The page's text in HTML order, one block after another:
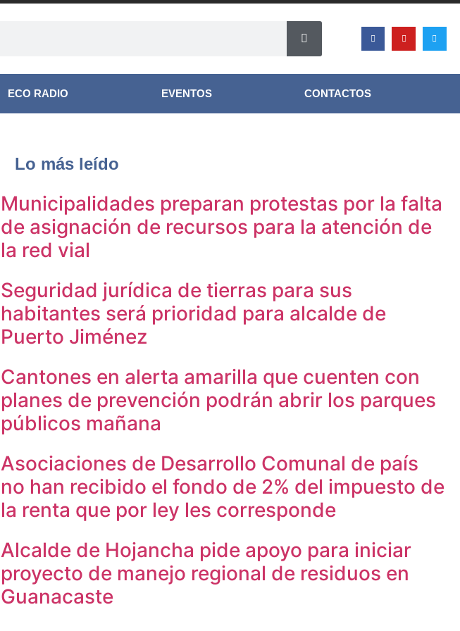
ECO RADIO EVENTOS CONTACTOS
Lo más leído
Municipalidades preparan protestas por la falta
de asignación de recursos para la atención de
la red vial
Seguridad jurídica de tierras para sus
habitantes será prioridad para alcalde de
Puerto Jiménez
Cantones en alerta amarilla que cuenten con
planes de prevención podrán abrir los parques
públicos mañana
Asociaciones de Desarrollo Comunal de país
no han recibido el fondo de 2% del impuesto de
la renta que por ley les corresponde
Alcalde de Hojancha pide apoyo para iniciar
proyecto de manejo regional de residuos en
Guanacaste